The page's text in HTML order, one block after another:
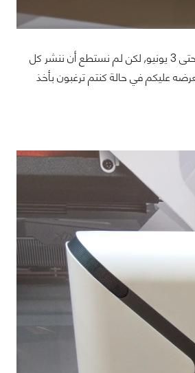
في البداية نحب أن ننوه بأن زيارتنا لهذا الجناح تمت ضمن فعاليات معرض Computex 2017 بتاريخ يقع بين 30 مايو حتى 3 يونيو, لكن لم نستطع أن ننشر كل
عليكم في حالة كنتم ترغبون بأخذ